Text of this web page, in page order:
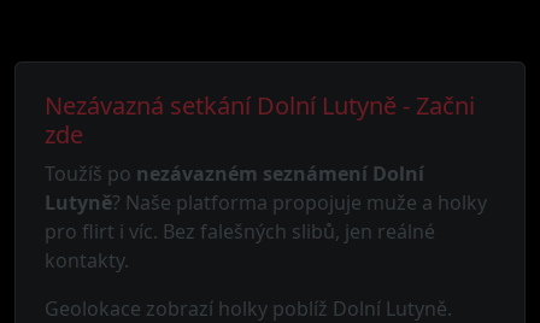
Nezávazná setkání Dolní Lutyně - Začni
zde
Toužíš po nezávazném seznámení Dolní
Lutyně? Naše platforma propojuje muže a holky
pro flirt i víc. Bez falešných slibů, jen reálné
kontakty.
Geolokace zobrazí holky poblíž Dolní Lutyně.